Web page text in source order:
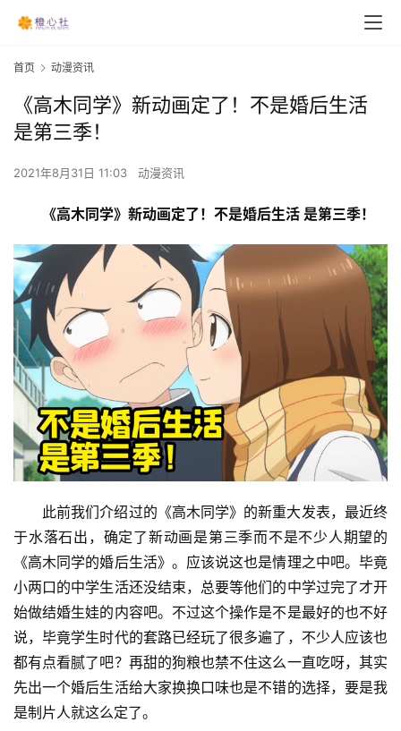
首页 动漫资讯
《高木同学》新动画定了！不是婚后生活
是第三季！
2021年8月31日 11:03 动漫资讯
《高木同学》新动画定了！不是婚后生活 是第三季！
此前我们介绍过的《高木同学》的新重大发表，最近终
于水落石出，确定了新动画是第三季而不是不少人期望的
《高木同学的婚后生活》。应该说这也是情理之中吧。毕竟
小两口的中学生活还没结束，总要等他们的中学过完了才开
始做结婚生娃的内容吧。不过这个操作是不是最好的也不好
说，毕竟学生时代的套路已经玩了很多遍了，不少人应该也
都有点看腻了吧？再甜的狗粮也禁不住这么一直吃呀，其实
先出一个婚后生活给大家换换口味也是不错的选择，要是我
是制片人就这么定了。